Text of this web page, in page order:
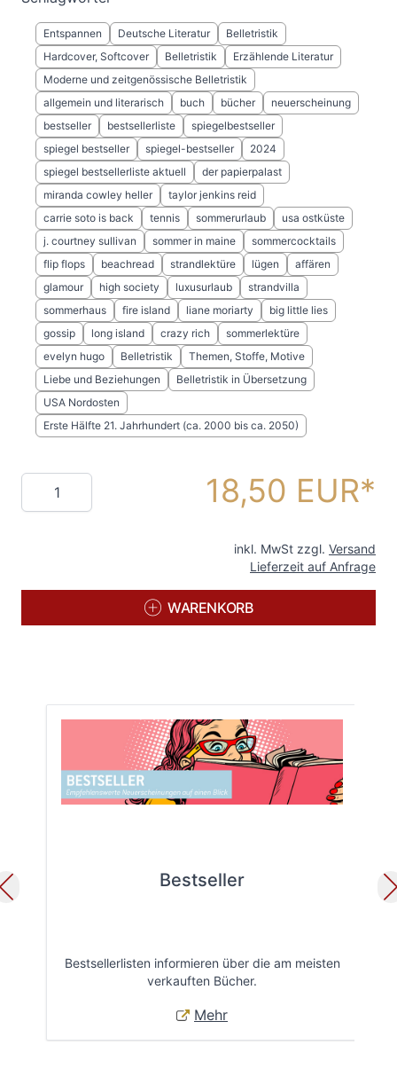
Entspannen Deutsche Literatur
Belletristik
Hardcover, Softcover
Belletristik
Erzählende Literatur
Moderne und zeitgenössische Belletristik
allgemein und literarisch
buch bücher
neuerscheinung
bestseller
bestsellerliste
spiegelbestseller
spiegel bestseller
spiegel-bestseller
2024
spiegel bestsellerliste aktuell
der papierpalast
miranda cowley heller
taylor jenkins reid
carrie soto is back
tennis sommerurlaub
usa ostküste
j. courtney sullivan
sommer in maine
sommercocktails
flip flops
beachread strandlektüre lügen
affären
glamour
high society luxusurlaub
strandvilla
sommerhaus
fire island liane moriarty
big little lies
gossip
long island crazy rich
sommerlektüre
evelyn hugo
Belletristik
Themen, Stoffe, Motive
Liebe und Beziehungen
Belletristik in Übersetzung
USA Nordosten
Erste Hälfte 21. Jahrhundert (ca. 2000 bis ca. 2050)
Menge 18,50 EUR
inkl. MwSt zzgl. Versand
Lieferzeit auf Anfrage
WARENKORB
Bestseller
Bestsellerlisten informieren über die am meisten
verkauften Bücher.
Mehr